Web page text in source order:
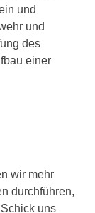
und
und
des
einer
wir mehr
durchführen,
uns